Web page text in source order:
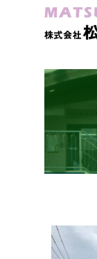
地盤改良工事